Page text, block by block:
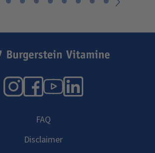
Instagram
Facebook
YouTube
LinkedIn
FAQ
Disclaimer